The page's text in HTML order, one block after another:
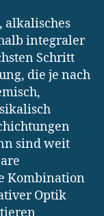
alkalisches
integraler
Schritt
die je nach
sind weit
Kombination
Optik